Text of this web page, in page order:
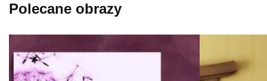
Polecane obrazy